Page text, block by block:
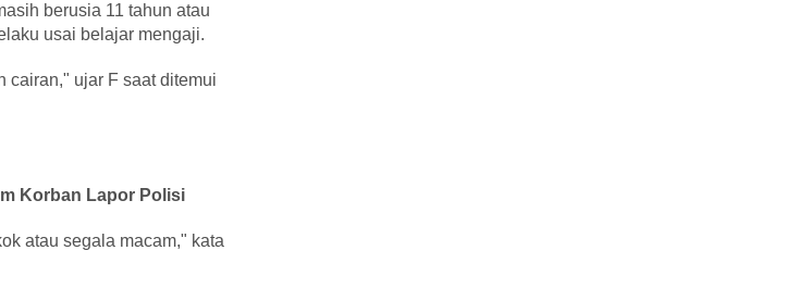
berusia 11 tahun atau
usai belajar mengaji.
cairan," ujar F saat ditemui
Korban Lapor Polisi
atau segala macam," kata